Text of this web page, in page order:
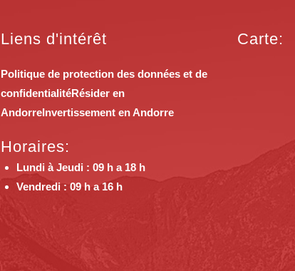
Liens d'intérêt
Politique de protection des données et de
confidentialitéRésider en
AndorreInvertissement en Andorre
Horaires:
Lundi à Jeudi : 09 h a 18 h
Vendredi : 09 h a 16 h
Carte: